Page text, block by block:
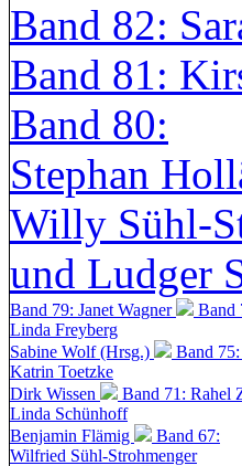
Band 82:
Band 81:
Band 80:
Stephan
Willy Sühl-
und Ludger
Band 79: Janet Wagner Band
Linda Freyberg
Sabine Wolf (Hrsg.)
Band
Katrin Toetzke
Dirk Wissen
Band 71: Rahel
Linda Schünhoff
Benjamin Flämig
Band 67:
Wilfried Sühl-Strohmenger